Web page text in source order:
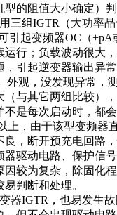
的阻值大小确定）
三组IGTR（大功率
引起变频器OC（
行；负载波动很大
引起逆变器输出异
外观，没发现异常
与其它两组比较）
是每次启动时，都
上，由于该型变频
，断开预充电回路
驱动电路、保护信
较为复杂，除固化
判断和处理。
器IGTR，也易发